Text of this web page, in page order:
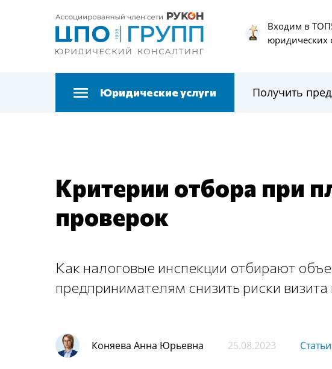
Входим в
юридических
Юридические услуги Получить
Критерии отбора при
проверок
Как налоговые инспекции отбирают
предпринимателям снизить риски
Коняева Анна Юрьевна 25.08.2023